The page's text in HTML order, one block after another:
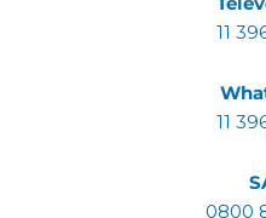
11
11
0800